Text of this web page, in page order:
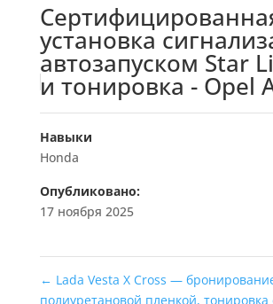
установка
автозапуском Star
и тонировка - Opel
Навыки
Honda
Опубликовано:
17 ноября 2025
← Lada Vesta X Cross —
полиуретановой пленкой, тонировка